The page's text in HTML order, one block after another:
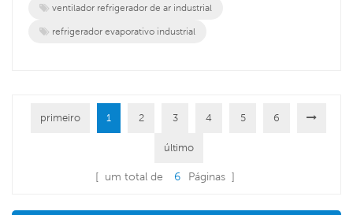
condicionado tradicionais apresentam certas limitações,
especialmente em grandes ambientes industriais. Portanto,
ventilador refrigerador de ar industrial
refrigerador evaporativo industrial
primeiro 1 2 3 4 5 6
último
[ um total de 6 Páginas ]